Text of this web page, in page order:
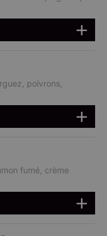
poivrons,
fumé, crème